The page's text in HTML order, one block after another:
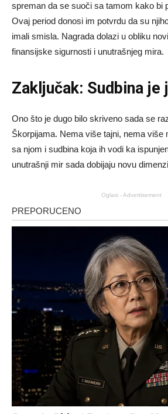
spreman da se suoči sa tamom kako bi
Ovaj period donosi im potvrdu da su
imali smisla. Nagrada dolazi u obliku
finansijske sigurnosti i unutrašnjeg mira.
Zaključak: Sudbina je
Ono što je dugo bilo skriveno sada se
Škorpijama. Nema više tajni, nema više
sa njom i sudbina koja ih vodi ka
unutrašnji mir sada dobijaju novu
Oglasi - Advertisement